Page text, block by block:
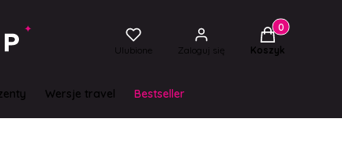
Ulubione Zaloguj się
Produkty w
Koszyk
Wersje travel Bestseller